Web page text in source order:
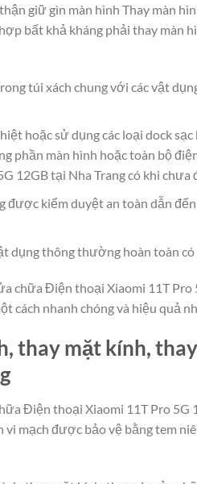
giữ gìn màn hình Thay màn
bất khả kháng phải thay màn
túi xách chung với các vật
hoặc sử dụng các loại dock
phần màn hình hoặc toàn bộ
12GB tại Nha Trang có khi chưa
được kiểm duyệt an toàn dẫn
dụng thông thường hoàn toàn
chữa Điện thoại Xiaomi 11T
cách nhanh chóng và hiệu quả
thay mặt kính,
Điện thoại Xiaomi 11T Pro
mạch được bảo vệ bằng tem